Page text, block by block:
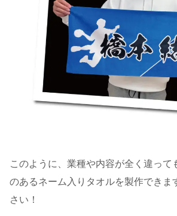
このように、業種や内容が全く違って
のあるネーム入りタオルを製作できま
さい！